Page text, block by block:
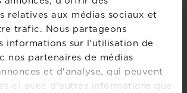
relatives aux médias sociaux et
trafic. Nous partageons
informations sur l'utilisation de
nos partenaires de médias
et d'analyse, qui peuvent
ci avec d'autres informations que
ET INSPIRATIONS
les articles